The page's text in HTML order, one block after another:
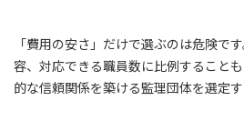
「費用の安さ」だけで選ぶのは危険で
容、対応できる職員数に比例すること
的な信頼関係を築ける監理団体を選定す